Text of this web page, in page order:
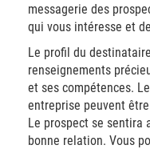
messagerie des
qui vous intéresse et
Le profil du
renseignements
et ses compétences.
entreprise peuvent
Le prospect se sentira
bonne relation. Vous